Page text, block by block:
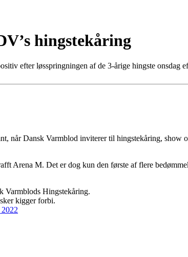
hingstekåring
efter løsspringningen af de 3-årige hingste onsdag
når Dansk Varmblod inviterer til hingstekåring,
Arena M. Det er dog kun den første af flere
Varmblods Hingstekåring.
kigger forbi.